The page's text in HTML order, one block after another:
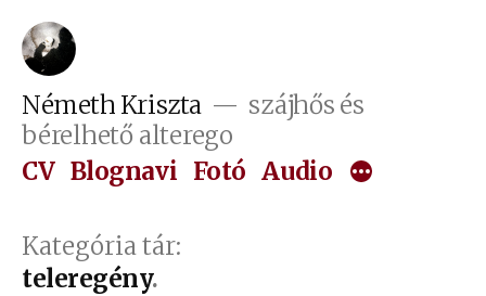
Tartalomhoz
Németh Kriszta
szájhős és
bérelhető alterego
CV Blognavi Fotó Audio
Kategória tár:
teleregény